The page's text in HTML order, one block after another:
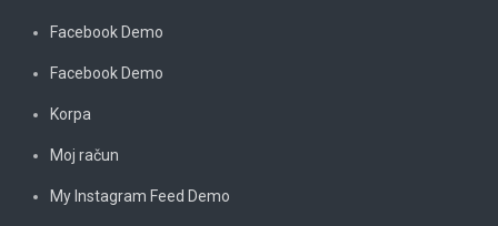
Facebook Demo
Facebook Demo
Korpa
Moj račun
My Instagram Feed Demo